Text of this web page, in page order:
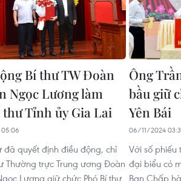
Bí thư TW Đoàn
Ngọc Lương làm
thư Tỉnh ủy Gia Lai
đã quyết định điều động, chỉ
Thường trực Trung ương Đoàn
Lương giữ chức Phó Bí thư
Ông
bầu giữ
Yên Bái
06/11/2024
Với số phiếu
đại biểu có
Ban Chấp